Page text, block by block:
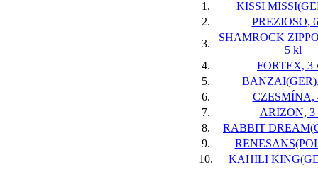
1.
KISSI
2.
PREZIOSO,
3.
SHAMROCK
5 kl
4.
FORTEX, 3
5.
6.
CZESMÍNA,
7.
ARIZON, 3
8.
RABBIT
9.
10.
KAHILI